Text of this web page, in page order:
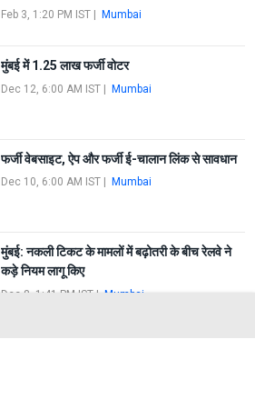
Feb 3, 1:20 PM IST| Mumbai
मुंबई में 1.25 लाख फर्जी वोटर
Dec 12, 6:00 AM IST| Mumbai
फर्जी वेबसाइट, ऐप और फर्जी ई-चालान लिंक से सावधान
Dec 10, 6:00 AM IST| Mumbai
मुंबई: नकली टिकट के मामलों में बढ़ोतरी के बीच रेलवे ने
कड़े नियम लागू किए
Dec 8, 1:41 PM IST| Mumbai